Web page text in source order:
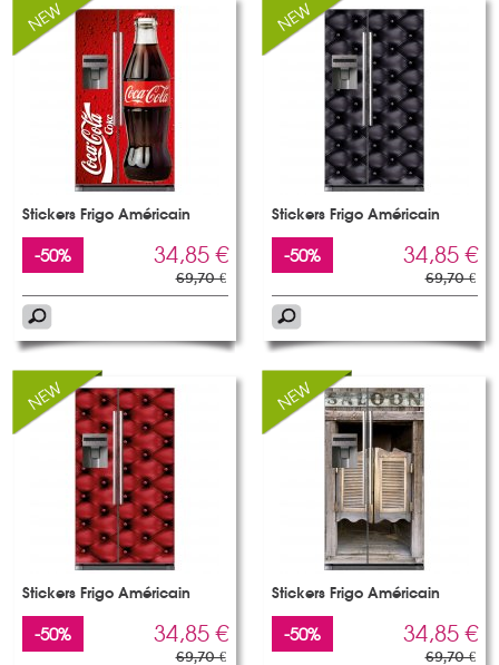
Stickers Frigo Américain
-50% 34,85 €
69,70 €
Stickers Frigo Américain
-50% 34,85 €
69,70 €
Stickers Frigo Américain
-50% 34,85 €
69,70 €
Stickers Frigo Américain
-50% 34,85 €
69,70 €